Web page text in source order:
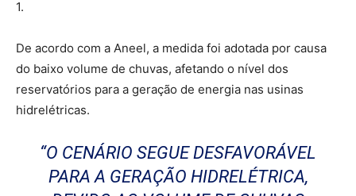
1.
De acordo com a Aneel, a medida foi adotada por causa
do baixo volume de chuvas, afetando o nível dos
reservatórios para a geração de energia nas usinas
hidrelétricas.
“O CENÁRIO SEGUE DESFAVORÁVEL
PARA A GERAÇÃO HIDRELÉTRICA,